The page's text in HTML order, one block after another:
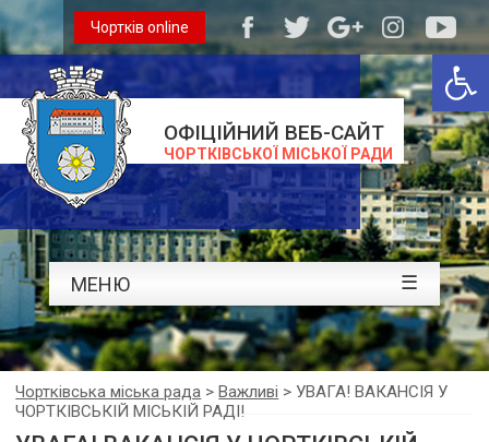
ОФІЦІЙНИЙ ВЕБ-САЙТ
ЧОРТКІВСЬКОЇ МІСЬКОЇ РАДИ
Чортків online
МЕНЮ ☰
Чортківська міська рада >Важливі > УВАГА! ВАКАНСІЯ У
ЧОРТКІВСЬКІЙ МІСЬКІЙ РАДІ!